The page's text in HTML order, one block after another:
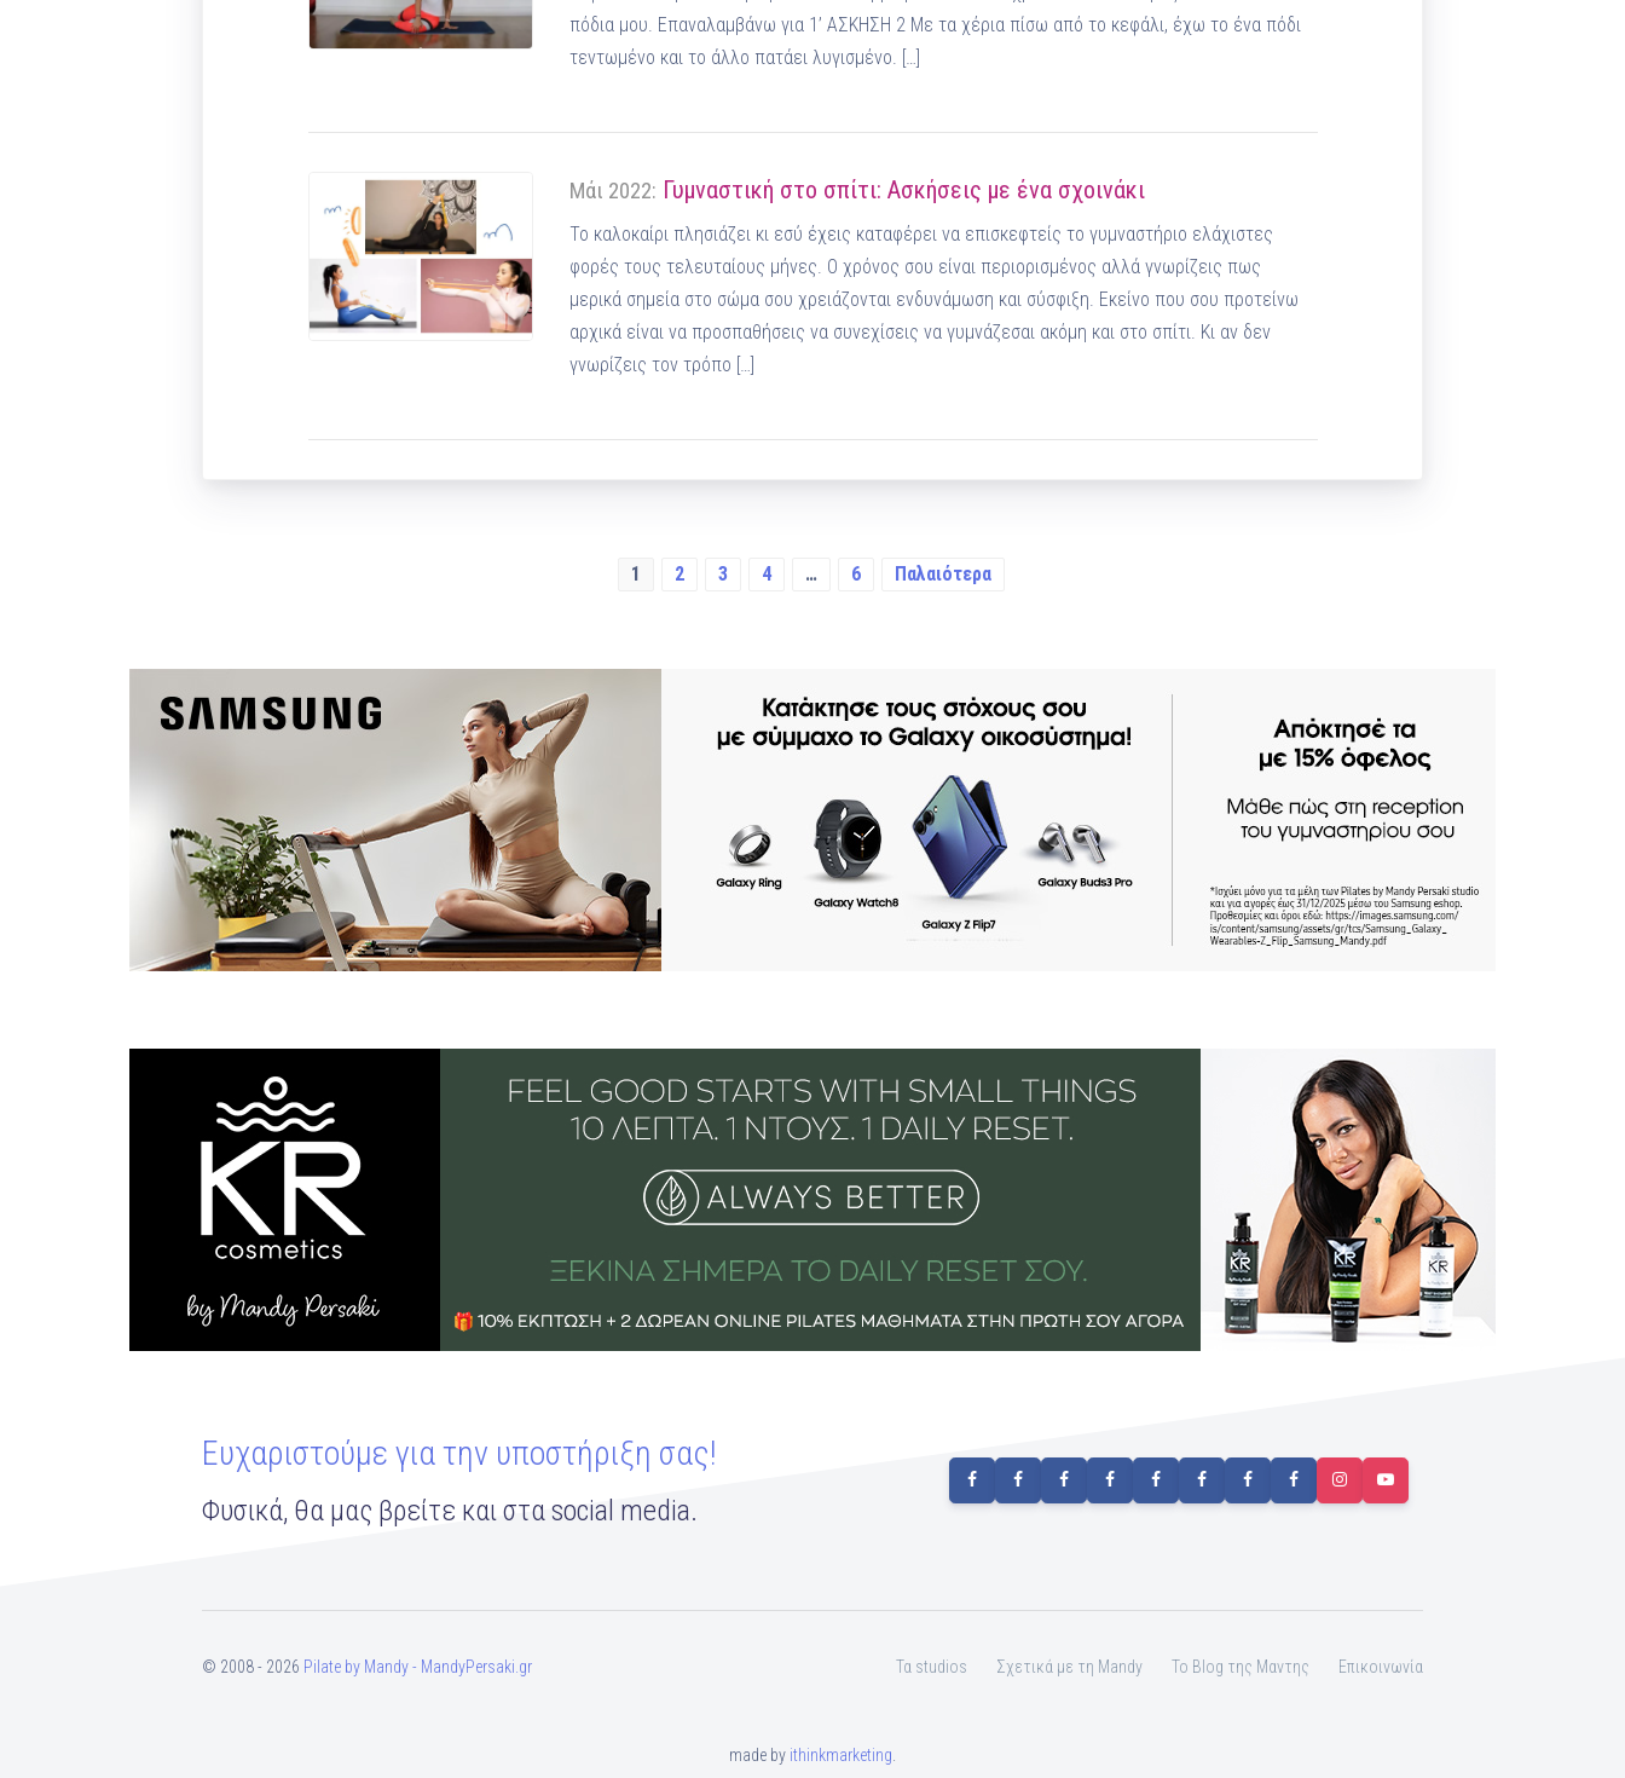
πόδια μου. Επαναλαμβάνω για 1’ ΑΣΚΗΣΗ 2 Με τα χέρια πίσω από το κεφάλι, έχω το ένα πόδι
τεντωμένο και το άλλο πατάει λυγισμένο. […]
Μάι 2022: Γυμναστική στο σπίτι: Ασκήσεις με ένα σχοινάκι
Το καλοκαίρι πλησιάζει κι εσύ έχεις καταφέρει να επισκεφτείς το γυμναστήριο ελάχιστες
φορές τους τελευταίους μήνες. Ο χρόνος σου είναι περιορισμένος αλλά γνωρίζεις πως
μερικά σημεία στο σώμα σου χρειάζονται ενδυνάμωση και σύσφιξη. Εκείνο που σου προτείνω
αρχικά είναι να προσπαθήσεις να συνεχίσεις να γυμνάζεσαι ακόμη και στο σπίτι. Κι αν δεν
γνωρίζεις τον τρόπο […]
1 2 3 4 … 6 Παλαιότερα
Ευχαριστούμε για την υποστήριξη σας!
Φυσικά, θα μας βρείτε και στα social media.
© 2008 - 2026 Pilate by Mandy - MandyPersaki.gr Τα studios Σχετικά με τη Mandy To Blog της Μαντης Επικοινωνία
made by ithinkmarketing